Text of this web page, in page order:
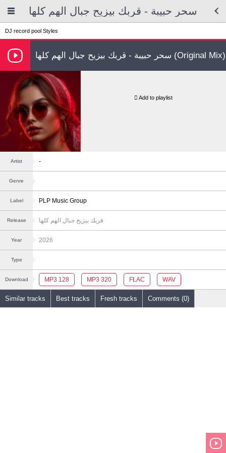
سحر حبيبة - قربك بيزيح جبال الهم كلها
DJ record pool Styles
سحر حبيبة - قربك بيزيح جبال الهم كلها (Original Mix)
Add to playlist
Artist -
Genre
Label PLP Music Group
Release قربك بيزيح جبال الهم كلها
Year 2026
Type
Download MP3 128 MP3 320 FLAC WAV
Similar tracks Best tracks Fresh tracks Comments (0)